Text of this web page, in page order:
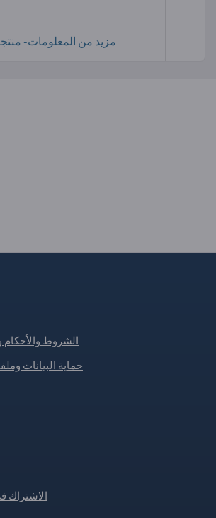
مزيد من المعلومات-
الشروط
حماية البيانات
الاشتراك